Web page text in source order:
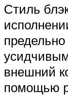
Стиль
внешний
помощью